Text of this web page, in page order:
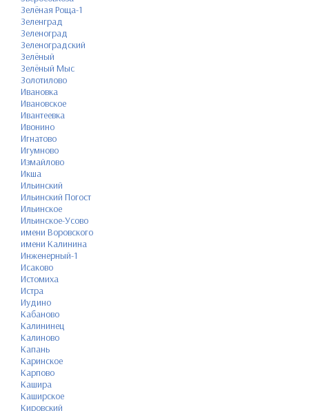
Зелёная Роща-1
Зеленград
Зеленоград
Зеленоградский
Зелёный
Зелёный Мыс
Золотилово
Ивановка
Ивановское
Ивантеевка
Ивонино
Игнатово
Игумново
Измайлово
Икша
Ильинский
Ильинский Погост
Ильинское
Ильинское-Усово
имени Воровского
имени Калинина
Инженерный-1
Исаково
Истомиха
Истра
Иудино
Кабаново
Калининец
Калиново
Капань
Каринское
Карпово
Кашира
Каширское
Кировский